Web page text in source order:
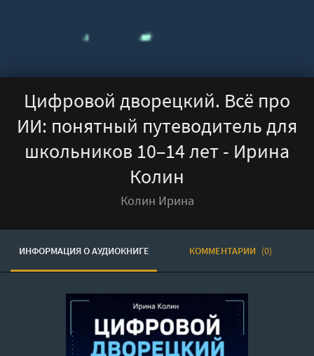
Цифровой дворецкий. Всё про
ИИ: понятный путеводитель для
школьников 10–14 лет - Ирина
Колин
Колин Ирина
ИНФОРМАЦИЯ О АУДИОКНИГЕ КОММЕНТАРИИ (0)